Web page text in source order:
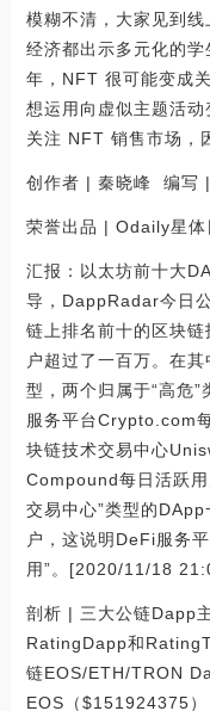
模糊不清，大家见到
经济都出示多元化的
年，NFT 很可能变成
想运用向虚似主题活
关注 NFT 销售市场，
创作者 | 秦晓峰 编写
荣誉出品 | Odaily星体
汇报：以太坊前十大
导，DappRadar今日
链上排名前十的区块
户超过了一百万。在
型，两个归属于“高危
服务平台Crypto.com
块链技术交易中心
Compound每日活跃
交易中心”类型的
户，这说明DeFi服务
用”。[2020/11/18
剖析 | 三大公链Dapp
RatingDapp和
链EOS/ETH/TRON
EOS（$151924375）